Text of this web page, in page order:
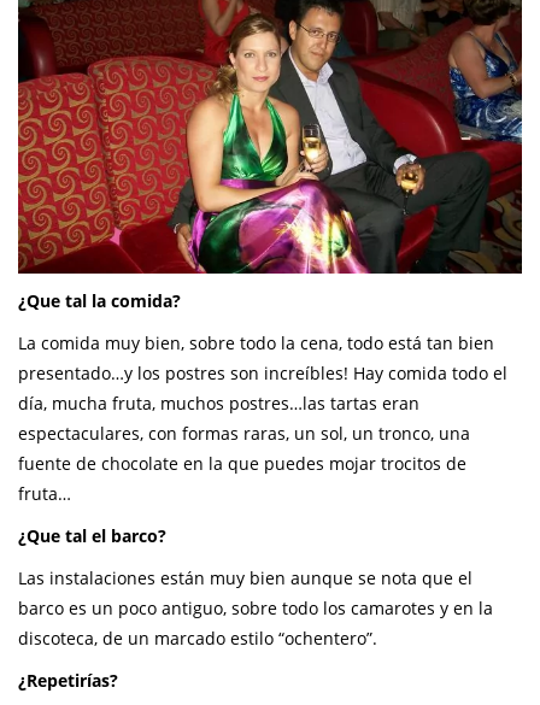
¿Que tal la comida?
La comida muy bien, sobre todo la cena, todo está tan bien
presentado…y los postres son increíbles! Hay comida todo el
día, mucha fruta, muchos postres…las tartas eran
espectaculares, con formas raras, un sol, un tronco, una
fuente de chocolate en la que puedes mojar trocitos de
fruta…
¿Que tal el barco?
Las instalaciones están muy bien aunque se nota que el
barco es un poco antiguo, sobre todo los camarotes y en la
discoteca, de un marcado estilo “ochentero”.
¿Repetirías?